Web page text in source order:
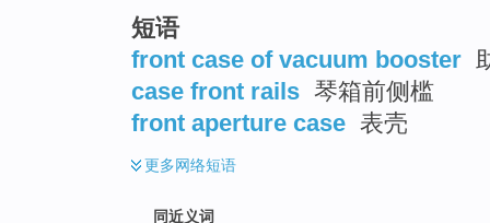
短语
front case of vacuum booster
case front rails 琴箱前侧槛
front aperture case 表壳
更多网络短语
同近义词